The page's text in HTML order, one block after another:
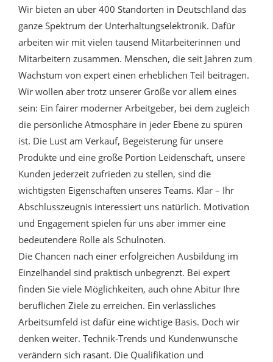
Wir bieten an über 400 Standorten in Deutschland das
ganze Spektrum der Unterhaltungselektronik. Dafür
arbeiten wir mit vielen tausend Mitarbeiterinnen und
Mitarbeitern zusammen. Menschen, die seit Jahren zum
Wachstum von expert einen erheblichen Teil beitragen.
Wir wollen aber trotz unserer Größe vor allem eines
sein: Ein fairer moderner Arbeitgeber, bei dem zugleich
die persönliche Atmosphäre in jeder Ebene zu spüren
ist. Die Lust am Verkauf, Begeisterung für unsere
Produkte und eine große Portion Leidenschaft, unsere
Kunden jederzeit zufrieden zu stellen, sind die
wichtigsten Eigenschaften unseres Teams. Klar – Ihr
Abschlusszeugnis interessiert uns natürlich. Motivation
und Engagement spielen für uns aber immer eine
bedeutendere Rolle als Schulnoten.
Die Chancen nach einer erfolgreichen Ausbildung im
Einzelhandel sind praktisch unbegrenzt. Bei expert
finden Sie viele Möglichkeiten, auch ohne Abitur Ihre
beruflichen Ziele zu erreichen. Ein verlässliches
Arbeitsumfeld ist dafür eine wichtige Basis. Doch wir
denken weiter. Technik-Trends und Kundenwünsche
verändern sich rasant. Die Qualifikation und